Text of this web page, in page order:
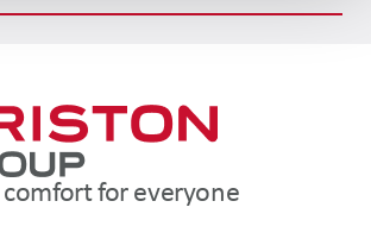
for everyone